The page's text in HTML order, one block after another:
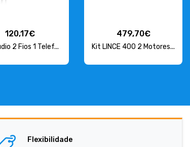
120,17€
2 Fios 1 Telef...
479,70€
Kit LINCE 400 2 Motores...
Flexibilidade